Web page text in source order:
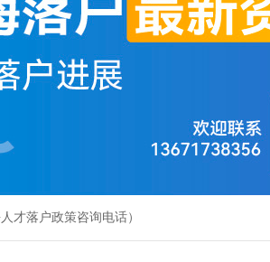
才落户政策咨询电话）